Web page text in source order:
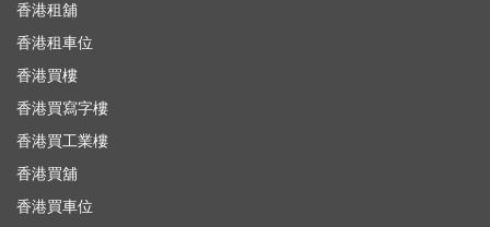
香港租舖
香港租車位
香港買樓
香港買寫字樓
香港買工業樓
香港買舖
香港買車位